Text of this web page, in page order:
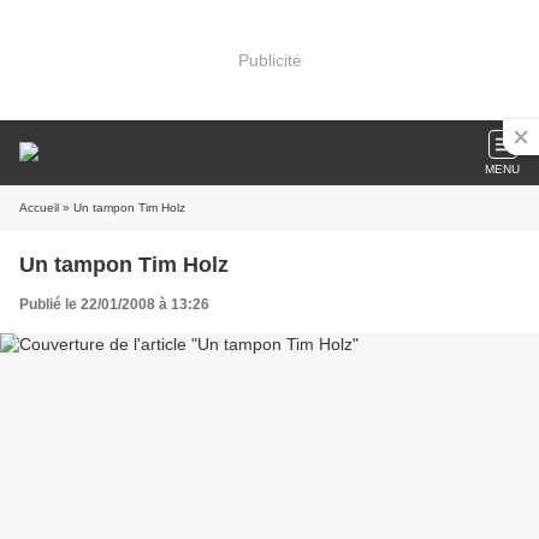
Publicité
MENU
Accueil » Un tampon Tim Holz
Un tampon Tim Holz
Publié le 22/01/2008 à 13:26